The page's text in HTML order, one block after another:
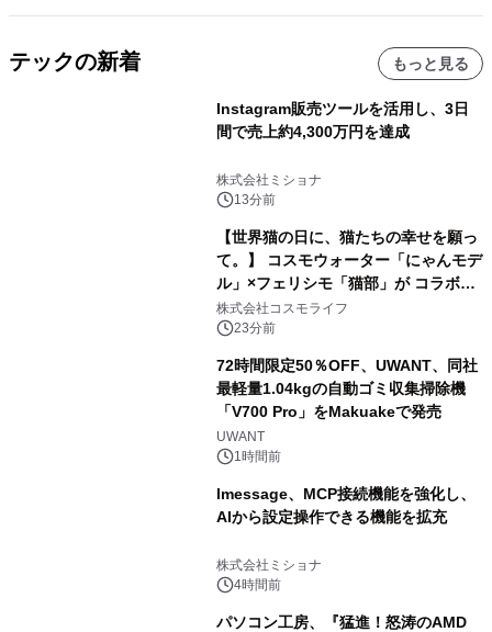
テックの新着 もっと見る
Instagram販売ツールを活用し、3日
間で売上約4,300万円を達成
株式会社ミショナ
13分前
【世界猫の日に、猫たちの幸せを願っ
て。】 コスモウォーター「にゃんモデ
ル」×フェリシモ「猫部」が コラボキ
ャンペーンを実施
株式会社コスモライフ
23分前
72時間限定50％OFF、UWANT、同社
最軽量1.04kgの自動ゴミ収集掃除機
「V700 Pro」をMakuakeで発売
UWANT
1時間前
lmessage、MCP接続機能を強化し、
AIから設定操作できる機能を拡充
株式会社ミショナ
4時間前
パソコン工房、『猛進！怒涛のAMD